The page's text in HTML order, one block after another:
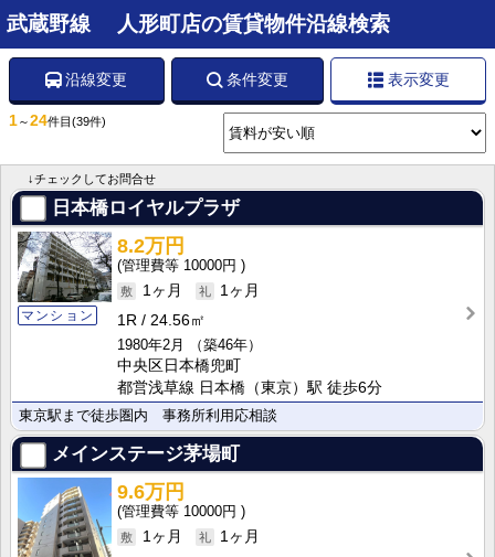
武蔵野線 人形町店の賃貸物件沿線検索
沿線変更 条件変更 表示変更
1～24件目 (39件)
↓チェックしてお問合せ
日本橋ロイヤルプラザ
マンション
8.2万円
10000円
1ヶ月
1ヶ月
1R
24.56㎡
1980年2月
（築46年）
中央区日本橋兜町
都営浅草線 日本橋（東京）駅 徒歩6分
東京駅まで徒歩圏内 事務所利用応相談
メインステージ茅場町
9.6万円
10000円
1ヶ月
1ヶ月